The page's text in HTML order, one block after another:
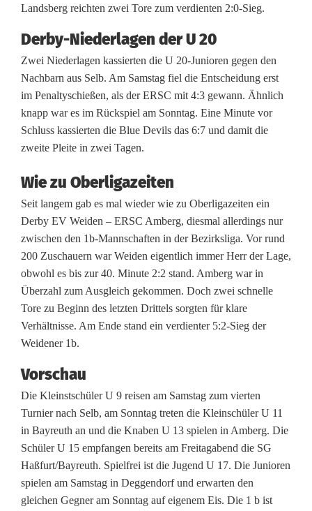
r
t
D
e
r
b
y
s
g
e
g
e
n
e
l
b
z
w
Landsberg reichten zwei Tore zum verdienten 2:0-Sieg.
Derby-Niederlagen der U 20
Zwei Niederlagen kassierten die U 20-Junioren gegen den
Nachbarn aus Selb. Am Samstag fiel die Entscheidung erst
im Penaltyschießen, als der ERSC mit 4:3 gewann. Ähnlich
knapp war es im Rückspiel am Sonntag. Eine Minute vor
Schluss kassierten die Blue Devils das 6:7 und damit die
zweite Pleite in zwei Tagen.
Wie zu Oberligazeiten
Seit langem gab es mal wieder wie zu Oberligazeiten ein
Derby EV Weiden – ERSC Amberg, diesmal allerdings nur
zwischen den 1b-Mannschaften in der Bezirksliga. Vor rund
200 Zuschauern war Weiden eigentlich immer Herr der Lage,
obwohl es bis zur 40. Minute 2:2 stand. Amberg war in
Überzahl zum Ausgleich gekommen. Doch zwei schnelle
Tore zu Beginn des letzten Drittels sorgten für klare
Verhältnisse. Am Ende stand ein verdienter 5:2-Sieg der
Weidener 1b.
Vorschau
Die Kleinstschüler U 9 reisen am Samstag zum vierten
Turnier nach Selb, am Sonntag treten die Kleinschüler U 11
in Bayreuth an und die Knaben U 13 spielen in Amberg. Die
Schüler U 15 empfangen bereits am Freitagabend die SG
Haßfurt/Bayreuth. Spielfrei ist die Jugend U 17. Die Junioren
spielen am Samstag in Deggendorf und erwarten den
gleichen Gegner am Sonntag auf eigenem Eis. Die 1 b ist